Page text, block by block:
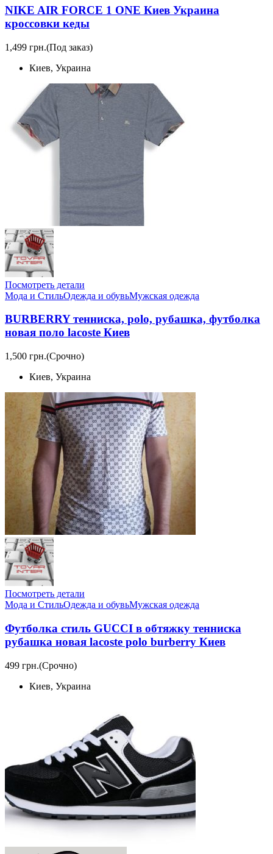
NIKE AIR FORCE 1 ONE Киев Украина
кроссовки кеды
1,499 грн.(Под заказ)
Киев, Украина
Посмотреть детали
Мода и СтильОдежда и обувьМужская одежда
BURBERRY тенниска, polo, рубашка, футболка
новая поло lacoste Киев
1,500 грн.(Срочно)
Киев, Украина
Посмотреть детали
Мода и СтильОдежда и обувьМужская одежда
Футболка стиль GUCCI в обтяжку тенниска
рубашка новая lacoste polo burberry Киев
499 грн.(Срочно)
Киев, Украина